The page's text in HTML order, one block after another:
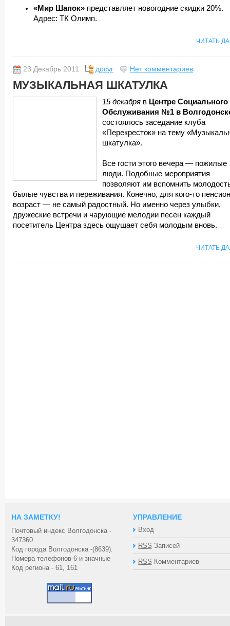
«Мир Шапок» представляет новогодние скидки 20%.
Адрес: ТК Олимп.
ЧИТАТЬ
23 Декабрь 2011 досуг Нет комментариев
МУЗЫКАЛЬНАЯ ШКАТУЛКА
15 декабря в Центре Социального
Обслуживания №1 в
состоялось заседание клуба
«Перекресток» на тему
шкатулка».
Все гости этого вечера — пожилые
люди. Подобные мероприятия
позволяют им вспомнить
былые чувства и переживания. Конечно, для кого-то
возраст — не самый радостный. Но именно через улыбки,
дружеские встречи и чарующие мелодии песен каждый
посетитель Центра здесь ощущает себя молодым вновь.
ЧИТАТЬ
НА ЗАМЕТКУ!
Почтовый индекс Волгодонска -
347360.
Код города Волгодонска -(8639).
Номера телефонов 6-и значные
Код региона - 61, 161
УПРАВЛЕНИЕ
Вход
RSS Записей
RSS Комментариев